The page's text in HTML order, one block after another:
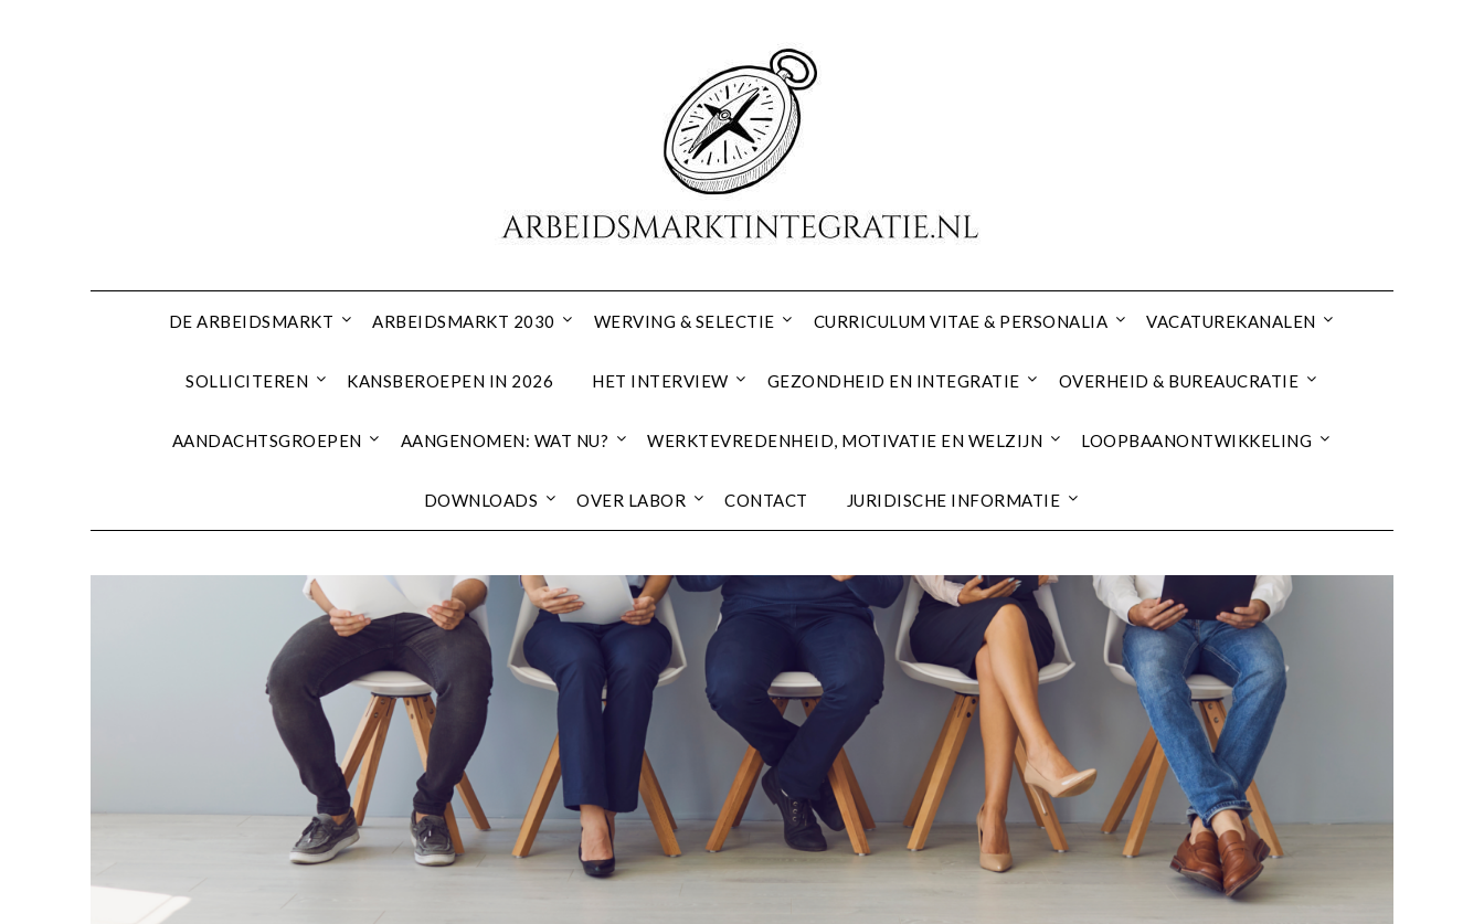
DE ARBEIDSMARKT ARBEIDSMARKT 2030 WERVING & SELECTIE CURRICULUM VITAE & PERSONALIA VACATUREKANALEN
SOLLICITEREN KANSBEROEPEN IN 2026 HET INTERVIEW GEZONDHEID EN INTEGRATIE OVERHEID & BUREAUCRATIE
AANDACHTSGROEPEN AANGENOMEN: WAT NU? WERKTEVREDENHEID, MOTIVATIE EN WELZIJN LOOPBAANONTWIKKELING
DOWNLOADS OVER LABOR CONTACT JURIDISCHE INFORMATIE